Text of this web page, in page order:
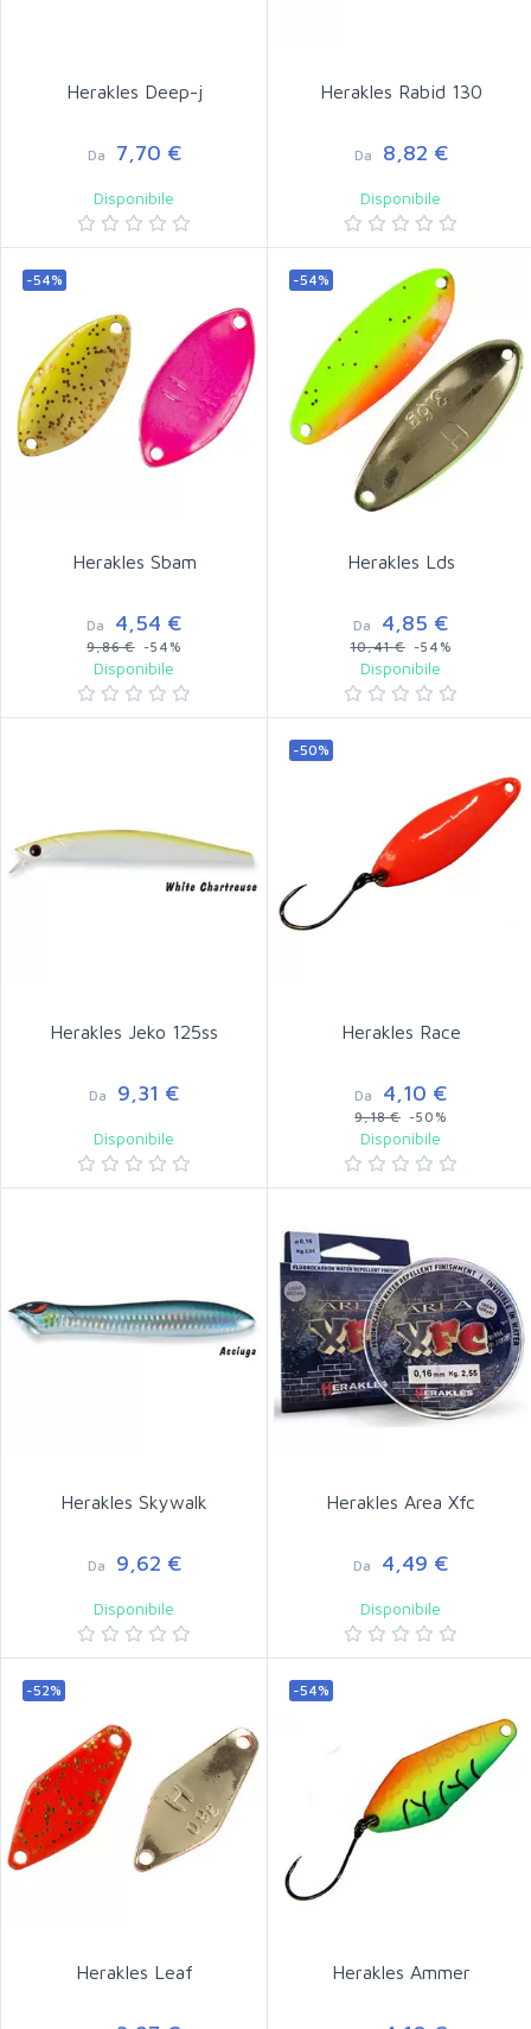
Herakles Deep-j
Da 7,70 €
Disponibile
Herakles Rabid 130
Da 8,82 €
Disponibile
-54%
Herakles Sbam
Da 4,54 €
9,86 €-54%
Disponibile
-54%
Herakles Lds
Da 4,85 €
10,41 €-54%
Disponibile
Herakles Jeko 125ss
Da 9,31 €
Disponibile
-50%
Herakles Race
Da 4,10 €
9,18 €-50%
Disponibile
Herakles Skywalk
Da 9,62 €
Disponibile
Herakles Area Xfc
Da 4,49 €
Disponibile
-52%
Herakles Leaf
-54%
Herakles Ammer